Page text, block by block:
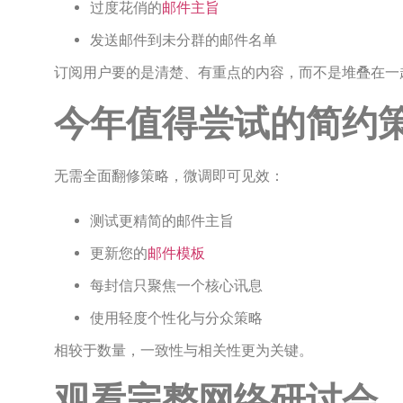
过度花俏的邮件主旨
发送邮件到未分群的邮件名单
订阅用户要的是清楚、有重点的内容，而不是堆叠在一
今年值得尝试的简约
无需全面翻修策略，微调即可见效：
测试更精简的邮件主旨
更新您的邮件模板
每封信只聚焦一个核心讯息
使用轻度个性化与分众策略
相较于数量，一致性与相关性更为关键。